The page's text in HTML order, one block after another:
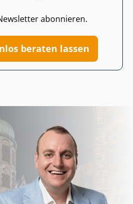
abonnieren.
beraten lassen